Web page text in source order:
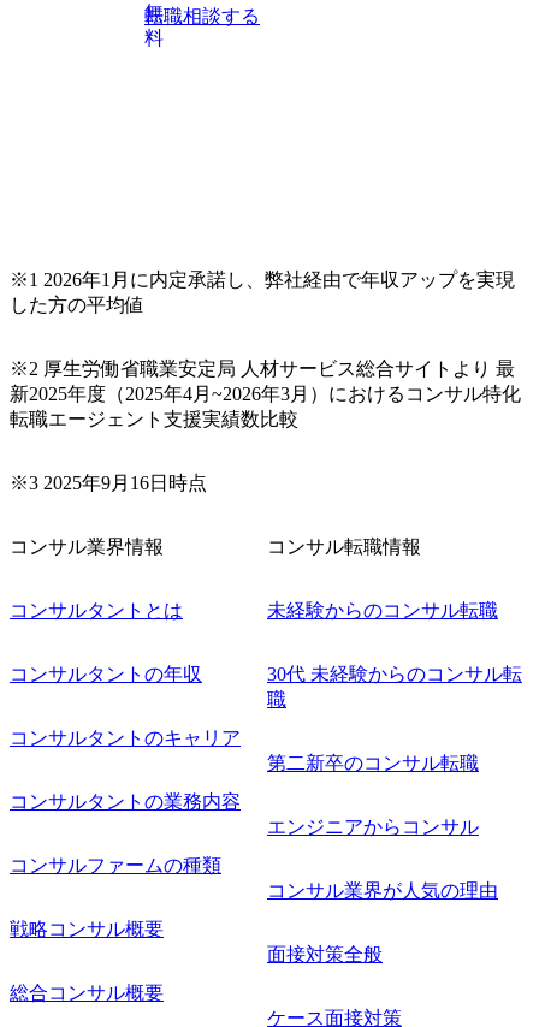
無
料
転職相談する
※1 2026年1月に内定承諾し、弊社経由で年収アップを実現
した方の平均値
※2 厚生労働省職業安定局 人材サービス総合サイトより 最
新2025年度（2025年4月~2026年3月）におけるコンサル特化
転職エージェント支援実績数比較
※3 2025年9月16日時点
コンサル業界情報
コンサルタントとは
コンサルタントの年収
コンサルタントのキャリア
コンサルタントの業務内容
コンサルファームの種類
戦略コンサル概要
総合コンサル概要
コンサル転職情報
未経験からのコンサル転職
30代 未経験からのコンサル転
職
第二新卒のコンサル転職
エンジニアからコンサル
コンサル業界が人気の理由
面接対策全般
ケース面接対策